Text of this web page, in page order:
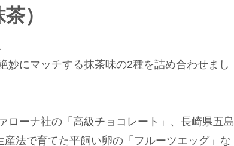
）
妙にマッチする抹茶味の2種を詰め合わせまし
ローナ社の「高級チョコレート」、長崎県五島
法で育てた平飼い卵の「フルーツエッグ」な